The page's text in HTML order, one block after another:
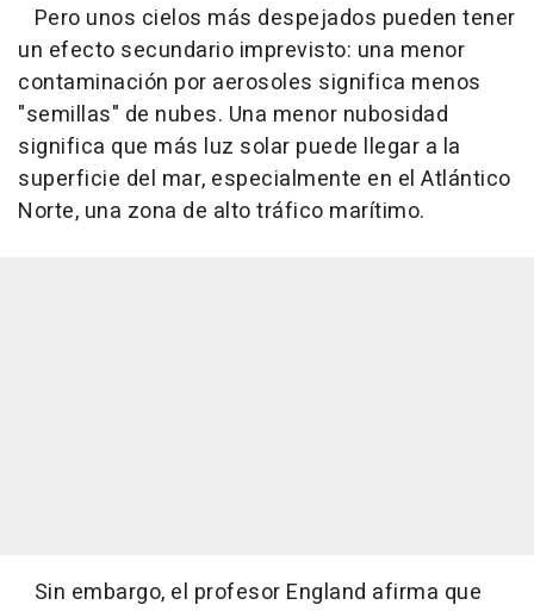
Pero unos cielos más despejados pueden tener
un efecto secundario imprevisto: una menor
contaminación por aerosoles significa menos
"semillas" de nubes. Una menor nubosidad
significa que más luz solar puede llegar a la
superficie del mar, especialmente en el Atlántico
Norte, una zona de alto tráfico marítimo.
Sin embargo, el profesor England afirma que